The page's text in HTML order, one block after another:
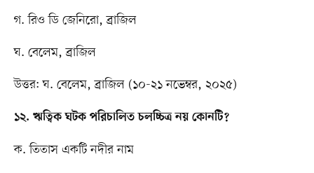
গ. রিও ডি জেনিরো, ব্রাজিল
ঘ. বেলেম, ব্রাজিল
উত্তর: ঘ. বেলেম, ব্রাজিল (১০-২১ নভেম্বর, ২০২৫)
১২. ঋত্বিক ঘটক পরিচালিত চলচ্চিত্র নয় কোনটি?
ক. তিতাস একটি নদীর নাম